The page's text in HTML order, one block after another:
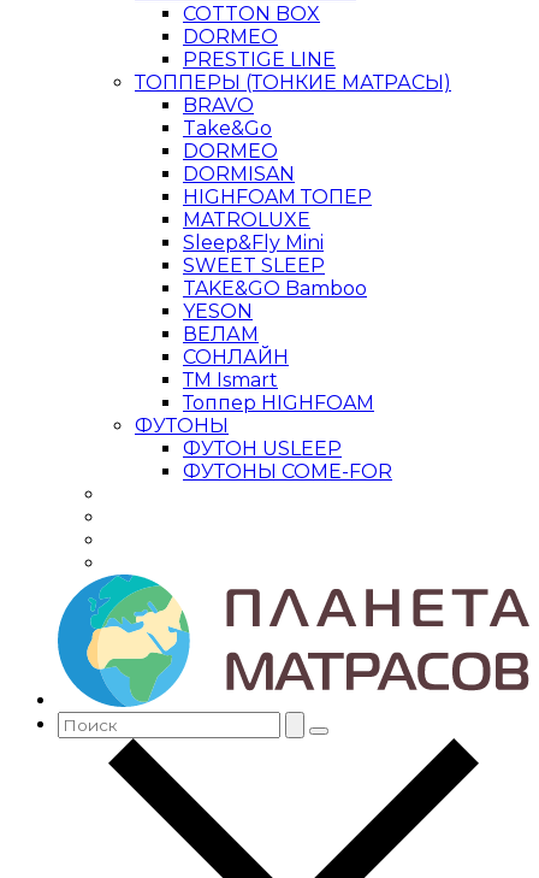
COTTON BOX
DORMEO
PRESTIGE LINE
ТОППЕРЫ (ТОНКИЕ МАТРАСЫ)
BRAVO
Take&Go
DORMEO
DORMISAN
HIGHFOAM ТОПЕР
MATROLUXE
Sleep&Fly Mini
SWEET SLEEP
TAKE&GO Bamboo
YESON
ВЕЛАМ
СОНЛАЙН
ТМ Ismart
Топпер HIGHFOAM
ФУТОНЫ
ФУТОН USLEEP
ФУТОНЫ COME-FOR